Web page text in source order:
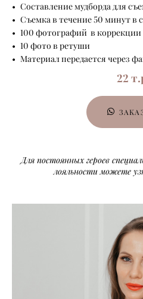
Составление мудборда для
Съемка в течение 50 минут в
100 фотографий в коррекции
10 фото в ретуши
Материал передается через
22
Для постоянных героев
лояльности можете